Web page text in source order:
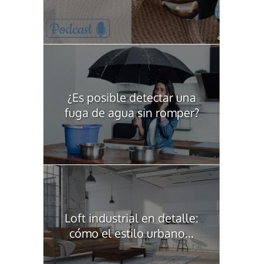
¿Es posible detectar una
fuga de agua sin romper?
Loft industrial en detalle:
cómo el estilo urbano...